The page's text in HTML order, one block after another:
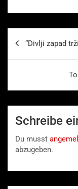
“Divlji zapad
Schreibe
Du musst
abzugeben.